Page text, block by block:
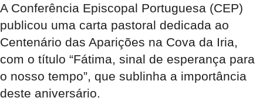
A Conferência Episcopal Portuguesa (CEP)
publicou uma carta pastoral dedicada ao
Centenário das Aparições na Cova da Iria,
com o título “Fátima, sinal de esperança para
o nosso tempo”, que sublinha a importância
deste aniversário.